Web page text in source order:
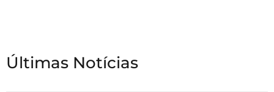
Últimas Notícias